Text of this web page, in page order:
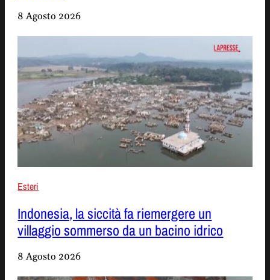
8 Agosto 2026
Esteri
Indonesia, la siccità fa riemergere un
villaggio sommerso da un bacino idrico
8 Agosto 2026